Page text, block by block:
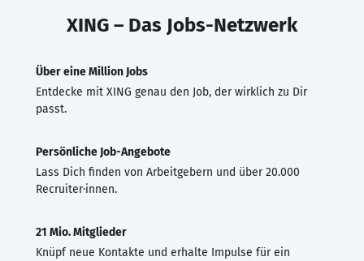
XING – Das Jobs-Netzwerk
Über eine Million Jobs
Entdecke mit XING genau den Job, der wirklich zu Dir
passt.
Persönliche Job-Angebote
Lass Dich finden von Arbeitgebern und über 20.000
Recruiter·innen.
21 Mio. Mitglieder
Knüpf neue Kontakte und erhalte Impulse für ein